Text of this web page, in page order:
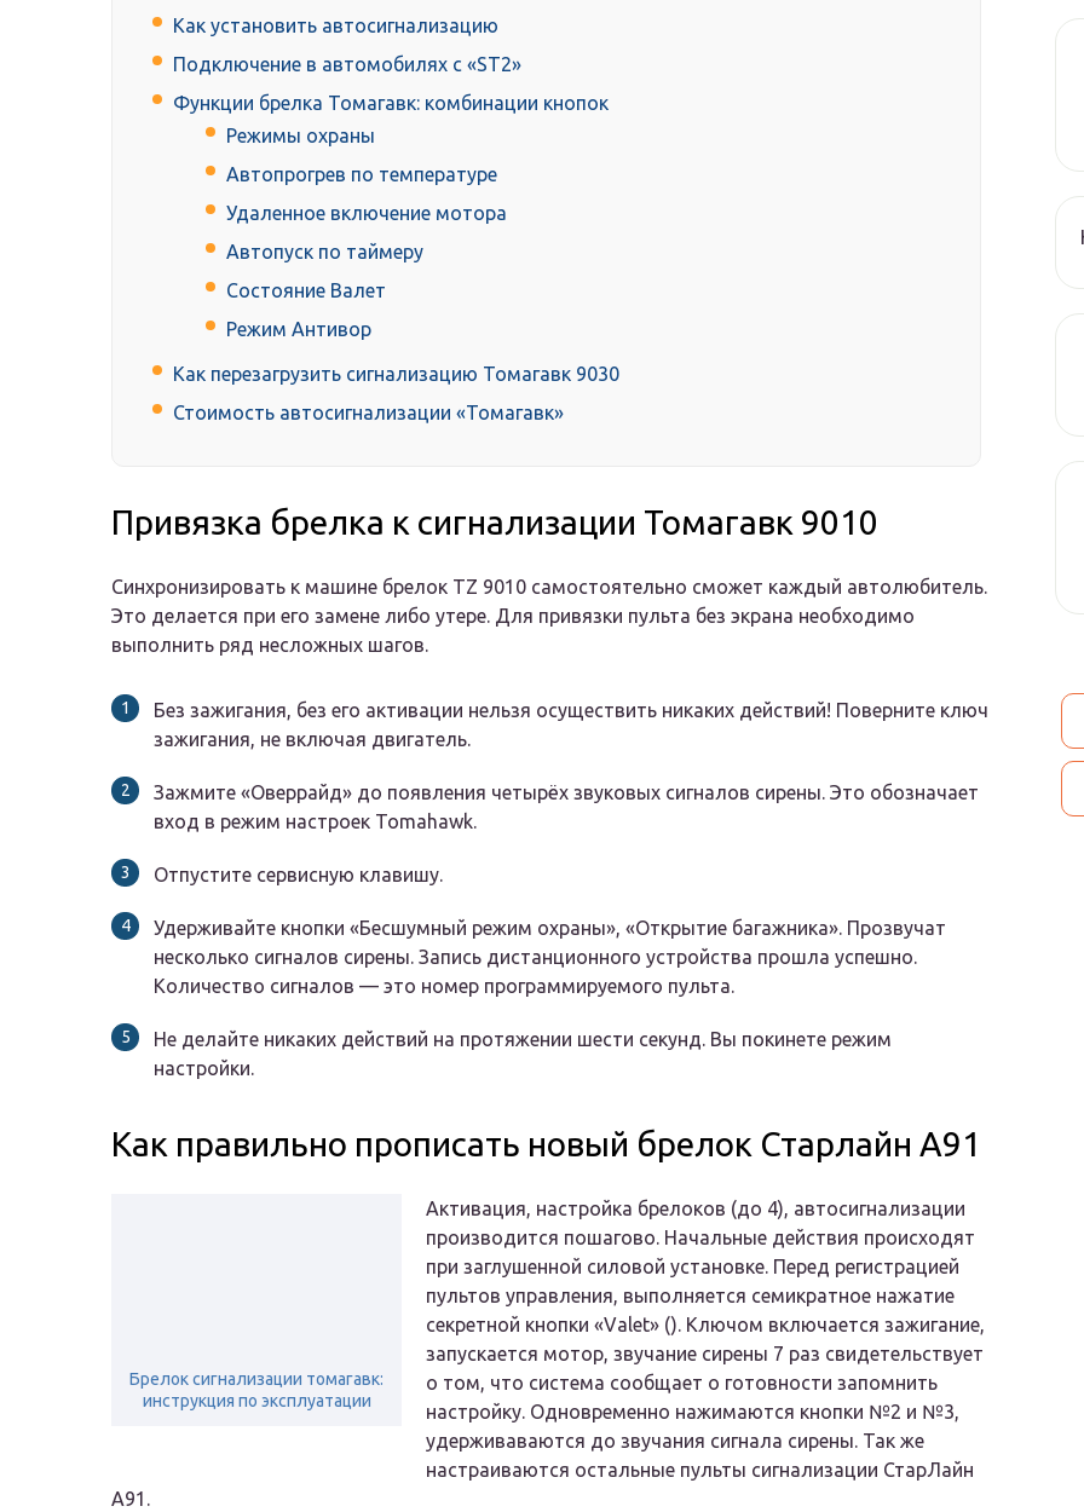
Как установить автосигнализацию
Подключение в автомобилях с «ST2»
Функции брелка Томагавк: комбинации кнопок
Режимы охраны
Автопрогрев по температуре
Удаленное включение мотора
Автопуск по таймеру
Состояние Валет
Режим Антивор
Как перезагрузить сигнализацию Томагавк 9030
Стоимость автосигнализации «Томагавк»
Привязка брелка к сигнализации Томагавк 9010
Синхронизировать к машине брелок TZ 9010 самостоятельно сможет каждый автолюбитель.
Это делается при его замене либо утере. Для привязки пульта без экрана необходимо
выполнить ряд несложных шагов.
Без зажигания, без его активации нельзя осуществить никаких действий! Поверните ключ
зажигания, не включая двигатель.
Зажмите «Оверрайд» до появления четырёх звуковых сигналов сирены. Это обозначает
вход в режим настроек Tomahawk.
Отпустите сервисную клавишу.
Удерживайте кнопки «Бесшумный режим охраны», «Открытие багажника». Прозвучат
несколько сигналов сирены. Запись дистанционного устройства прошла успешно.
Количество сигналов — это номер программируемого пульта.
Не делайте никаких действий на протяжении шести секунд. Вы покинете режим
настройки.
Как правильно прописать новый брелок Старлайн А91
Брелок сигнализации томагавк:
инструкция по эксплуатации
Активация, настройка брелоков (до 4), автосигнализации
производится пошагово. Начальные действия происходят
при заглушенной силовой установке. Перед регистрацией
пультов управления, выполняется семикратное нажатие
секретной кнопки «Valet» (). Ключом включается зажигание,
запускается мотор, звучание сирены 7 раз свидетельствует
о том, что система сообщает о готовности запомнить
настройку. Одновременно нажимаются кнопки №2 и №3,
удерживаваются до звучания сигнала сирены. Так же
настраиваются остальные пульты сигнализации СтарЛайн
А91.